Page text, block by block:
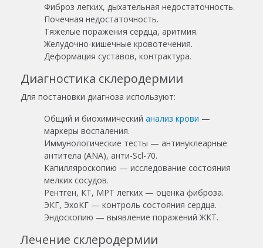
Фиброз легких, дыхательная недостаточность.
Почечная недостаточность.
Тяжелые поражения сердца, аритмия.
Желудочно-кишечные кровотечения.
Деформация суставов, контрактура.
Диагностика склеродермии
Для постановки диагноза используют:
Общий и биохимический анализ крови —
маркеры воспаления.
Иммунологические тесты — антинуклеарные
антитела (ANA), анти-Scl-70.
Капилляроскопию — исследование состояния
мелких сосудов.
Рентген, КТ, МРТ легких — оценка фиброза.
ЭКГ, ЭхоКГ — контроль состояния сердца.
Эндоскопию — выявление поражений ЖКТ.
Лечение склеродермии